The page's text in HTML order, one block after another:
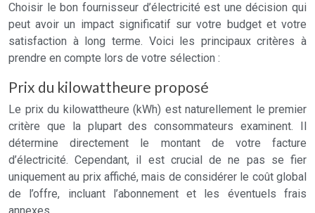
Choisir le bon fournisseur d’électricité est une décision qui
peut avoir un impact significatif sur votre budget et votre
satisfaction à long terme. Voici les principaux critères à
prendre en compte lors de votre sélection :
Prix du kilowattheure proposé
Le prix du kilowattheure (kWh) est naturellement le premier
critère que la plupart des consommateurs examinent. Il
détermine directement le montant de votre facture
d’électricité. Cependant, il est crucial de ne pas se fier
uniquement au prix affiché, mais de considérer le coût global
de l’offre, incluant l’abonnement et les éventuels frais